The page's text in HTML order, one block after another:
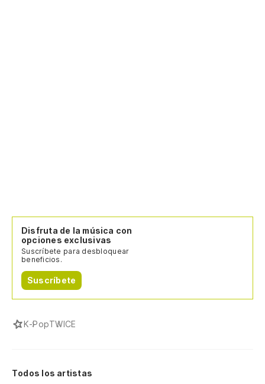
Disfruta de la música con
opciones exclusivas
Suscríbete para desbloquear
beneficios.
Suscríbete
K-PopTWICE
Todos los artistas